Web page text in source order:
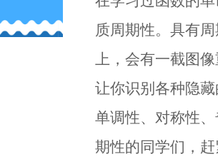
质周期性。具有
上，会有一截图
让你识别各种隐
单调性、对称性
期性的同学们，